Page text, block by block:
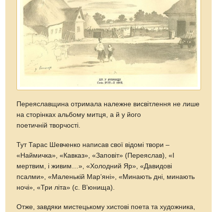
Переяславщина отримала належне висвітлення не лише
на сторінках альбому митця, а й у його
поетичній творчості.
Тут Тарас Шевченко написав свої відомі твори –
«Наймичка», «Кавказ», «Заповіт» (Переяслав), «І
мертвим, і живим…», «Холодний Яр», «Давидові
псалми», «Маленькій Мар’яні», «Минають дні, минають
ночі», «Три літа» (с. В’юнища).
Отже, завдяки мистецькому хистові поета та художника,